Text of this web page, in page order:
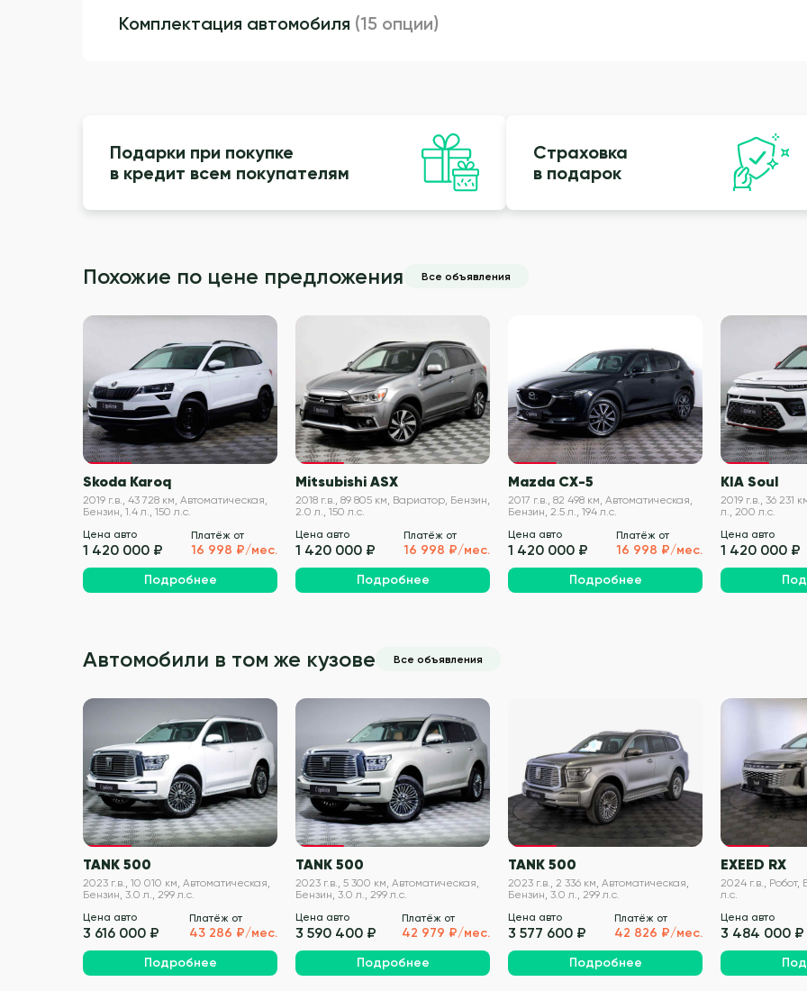
Комплектация автомобиля (15 опции)
Подарки при покупке
в кредит всем покупателям
Страховка
в подарок
Похожие по цене предложения Все объявления
VIN проверен
Skoda Karoq
2019 г.в., 43 728 км, Автоматическая,
Бензин, 1.4 л., 150 л.с.
Цена авто
1 420 000 ₽
Платёж от
16 998 ₽/мес.
Подробнее
VIN проверен
Mitsubishi ASX
2018 г.в., 89 805 км, Вариатор, Бензин,
2.0 л., 150 л.с.
Цена авто
1 420 000 ₽
Платёж от
16 998 ₽/мес.
Подробнее
VIN проверен
Mazda CX-5
2017 г.в., 82 498 км, Автоматическая,
Бензин, 2.5 л., 194 л.с.
Цена авто
1 420 000 ₽
Платёж от
16 998 ₽/мес.
Подробнее
KIA Soul
2019 г.в., 36 231
л., 200 л.с.
Цена авто
1 420 000 ₽
Автомобили в том же кузове Все объявления
VIN проверен
TANK 500
2023 г.в., 10 010 км, Автоматическая,
Бензин, 3.0 л., 299 л.с.
Цена авто
3 616 000 ₽
Платёж от
43 286 ₽/мес.
Подробнее
VIN проверен
TANK 500
2023 г.в., 5 300 км, Автоматическая,
Бензин, 3.0 л., 299 л.с.
Цена авто
3 590 400 ₽
Платёж от
42 979 ₽/мес.
Подробнее
TANK 500
2023 г.в., 2 336 км, Автоматическая,
Бензин, 3.0 л., 299 л.с.
Цена авто
3 577 600 ₽
Платёж от
42 826 ₽/мес.
Подробнее
EXEED RX
2024 г.в., Робот,
л.с.
Цена авто
3 484 000 ₽